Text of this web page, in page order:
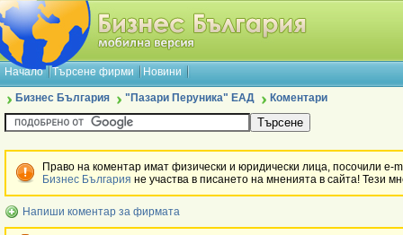
Начало Търсене фирми Новини
Бизнес България "Пазари Перуника" ЕАД Коментари
Право на коментар имат физически и юридически лица, посочили e-
Бизнес България не участва в писането на мненията в сайта! Тези
Напиши коментар за фирмата